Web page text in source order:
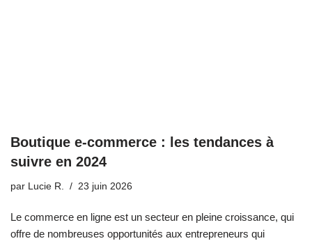
Boutique e-commerce : les tendances à
suivre en 2024
par Lucie R. 23 juin 2026
Le commerce en ligne est un secteur en pleine croissance, qui
offre de nombreuses opportunités aux entrepreneurs qui